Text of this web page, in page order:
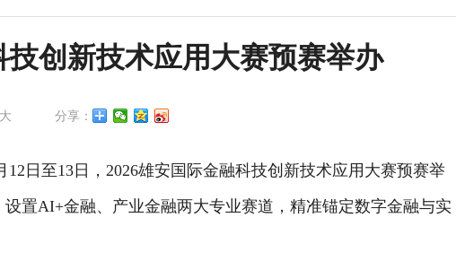
技创新技术应用大赛预赛举办
大 分享：
日至13日，2026雄安国际金融科技创新技术应用大赛预赛举
置AI+金融、产业金融两大专业赛道，精准锚定数字金融与实